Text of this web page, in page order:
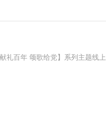
礼百年 颂歌给党】系列主题线上